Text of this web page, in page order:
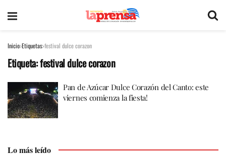
Inicio Etiquetas festival dulce corazon
Etiqueta:festival dulce corazon
Pan de Azúcar Dulce Corazón del Canto: este
viernes comienza la fiesta!
Lo más leído